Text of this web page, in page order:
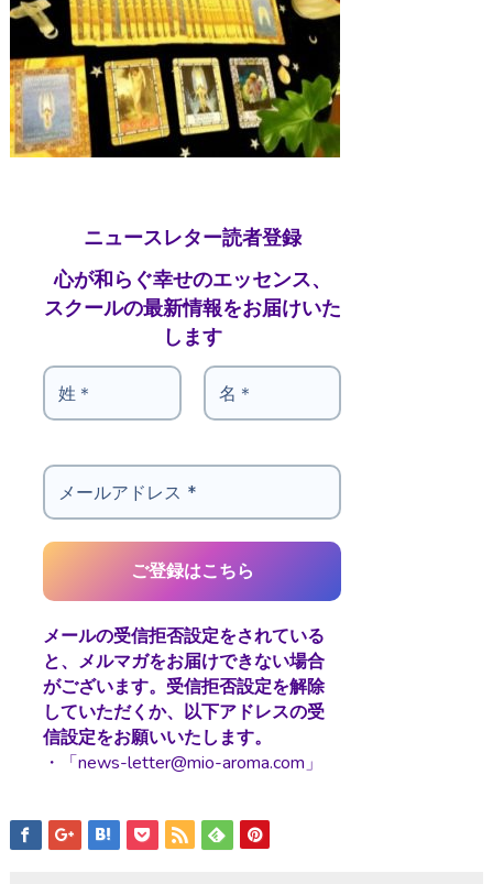
ニュースレター読者登録
心が和らぐ幸せのエッセンス、
スクールの最新情報をお届けいた
します
メールの受信拒否設定をされている
と、メルマガをお届けできない場合
がございます。受信拒否設定を解除
していただくか、以下アドレスの受
信設定をお願いいたします。
・「news-letter@mio-aroma.com」